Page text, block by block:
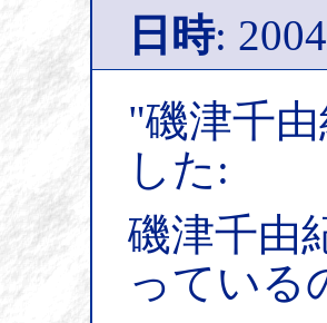
日時:
"磯津千
した:
磯津千由
っている